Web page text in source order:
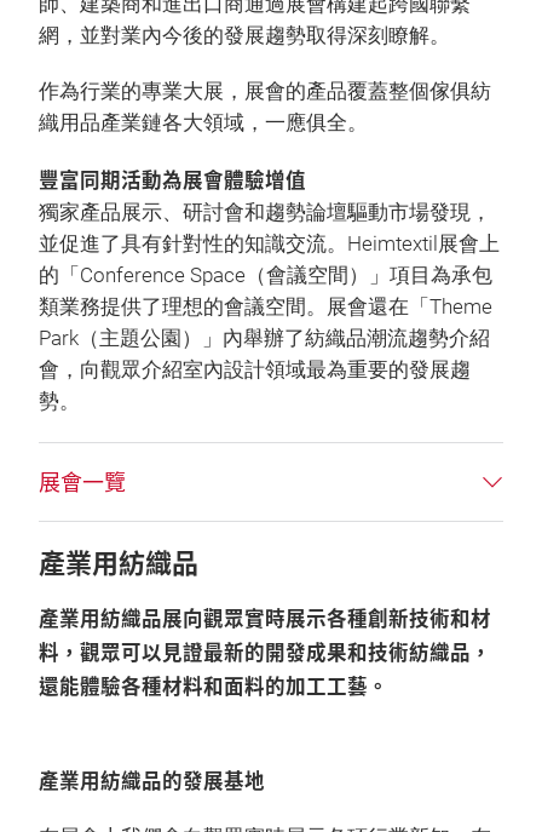
師、建築商和進出口商通過展會構建起跨國聯繫
網，並對業內今後的發展趨勢取得深刻瞭解。
作為行業的專業大展，展會的產品覆蓋整個傢俱紡
織用品產業鏈各大領域，一應俱全。
豐富同期活動為展會體驗增值
獨家產品展示、研討會和趨勢論壇驅動市場發現，
並促進了具有針對性的知識交流。Heimtextil展會上
的「Conference Space（會議空間）」項目為承包
類業務提供了理想的會議空間。展會還在「Theme
Park（主題公園）」內舉辦了紡織品潮流趨勢介紹
會，向觀眾介紹室內設計領域最為重要的發展趨
勢。
展會一覽
產業用紡織品
產業用紡織品展向觀眾實時展示各種創新技術和材
料，觀眾可以見證最新的開發成果和技術紡織品，
還能體驗各種材料和面料的加工工藝。
產業用紡織品的發展基地